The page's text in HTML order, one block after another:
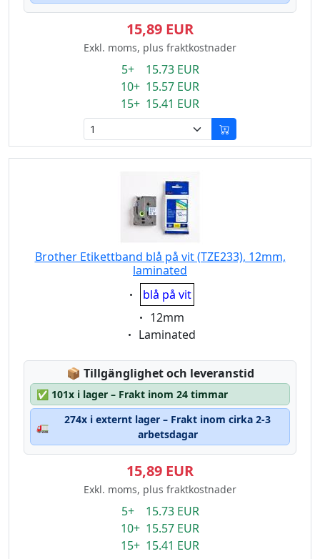
15,89 EUR
Exkl. moms, plus fraktkostnader
5+ 15.73 EUR
10+ 15.57 EUR
15+ 15.41 EUR
Brother Etikettband blå på vit (TZE233), 12mm,
laminated
Eigenschaft:
blå på vit
Eigenschaft:
12mm
Eigenschaft:
Laminated
📦 Lagerstatus:
Tillgänglighet och leveranstid
✅ 101x i lager – Frakt inom 24 timmar
🚛
274x i externt lager – Frakt inom cirka 2-3
arbetsdagar
15,89 EUR
Exkl. moms, plus fraktkostnader
5+ 15.73 EUR
10+ 15.57 EUR
15+ 15.41 EUR